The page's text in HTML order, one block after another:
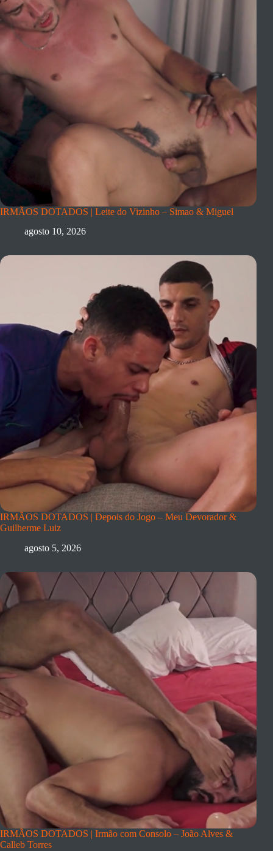
IRMÃOS DOTADOS | Leite do Vizinho – Simao & Miguel
agosto 10, 2026
IRMÃOS DOTADOS | Depois do Jogo – Meu Devorador &
Guilherme Luiz
agosto 5, 2026
IRMÃOS DOTADOS | Irmão com Consolo – João Alves &
Calleb Torres